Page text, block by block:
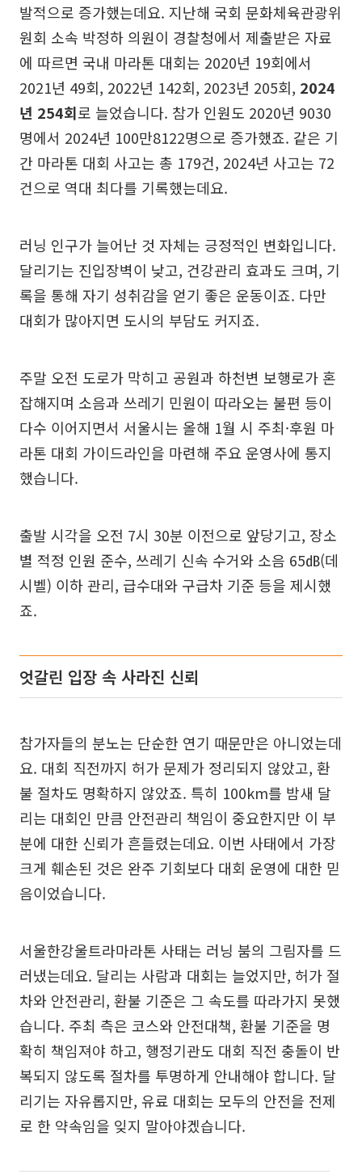
발적으로 증가했는데요. 지난해 국회 문화체육관광위
원회 소속 박정하 의원이 경찰청에서 제출받은 자료
에 따르면 국내 마라톤 대회는 2020년 19회에서
2021년 49회, 2022년 142회, 2023년 205회, 2024
년 254회로 늘었습니다. 참가 인원도 2020년 9030
명에서 2024년 100만8122명으로 증가했죠. 같은 기
간 마라톤 대회 사고는 총 179건, 2024년 사고는 72
건으로 역대 최다를 기록했는데요.
러닝 인구가 늘어난 것 자체는 긍정적인 변화입니다.
달리기는 진입장벽이 낮고, 건강관리 효과도 크며, 기
록을 통해 자기 성취감을 얻기 좋은 운동이죠. 다만
대회가 많아지면 도시의 부담도 커지죠.
주말 오전 도로가 막히고 공원과 하천변 보행로가 혼
잡해지며 소음과 쓰레기 민원이 따라오는 불편 등이
다수 이어지면서 서울시는 올해 1월 시 주최·후원 마
라톤 대회 가이드라인을 마련해 주요 운영사에 통지
했습니다.
출발 시각을 오전 7시 30분 이전으로 앞당기고, 장소
별 적정 인원 준수, 쓰레기 신속 수거와 소음 65㏈(데
시벨) 이하 관리, 급수대와 구급차 기준 등을 제시했
죠.
엇갈린 입장 속 사라진 신뢰
참가자들의 분노는 단순한 연기 때문만은 아니었는데
요. 대회 직전까지 허가 문제가 정리되지 않았고, 환
불 절차도 명확하지 않았죠. 특히 100km를 밤새 달
리는 대회인 만큼 안전관리 책임이 중요한지만 이 부
분에 대한 신뢰가 흔들렸는데요. 이번 사태에서 가장
크게 훼손된 것은 완주 기회보다 대회 운영에 대한 믿
음이었습니다.
서울한강울트라마라톤 사태는 러닝 붐의 그림자를 드
러냈는데요. 달리는 사람과 대회는 늘었지만, 허가 절
차와 안전관리, 환불 기준은 그 속도를 따라가지 못했
습니다. 주최 측은 코스와 안전대책, 환불 기준을 명
확히 책임져야 하고, 행정기관도 대회 직전 충돌이 반
복되지 않도록 절차를 투명하게 안내해야 합니다. 달
리기는 자유롭지만, 유료 대회는 모두의 안전을 전제
로 한 약속임을 잊지 말아야겠습니다.